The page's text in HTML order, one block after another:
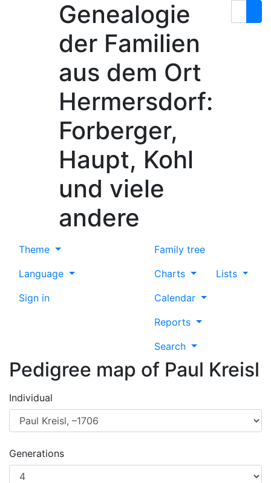
Genealogie
der Familien
aus dem Ort
Hermersdorf:
Forberger,
Haupt, Kohl
und viele
andere
Theme
Language
Sign in
Family tree
Charts
Lists
Calendar
Reports
Search
Pedigree map of Paul Kreisl
Individual
Generations